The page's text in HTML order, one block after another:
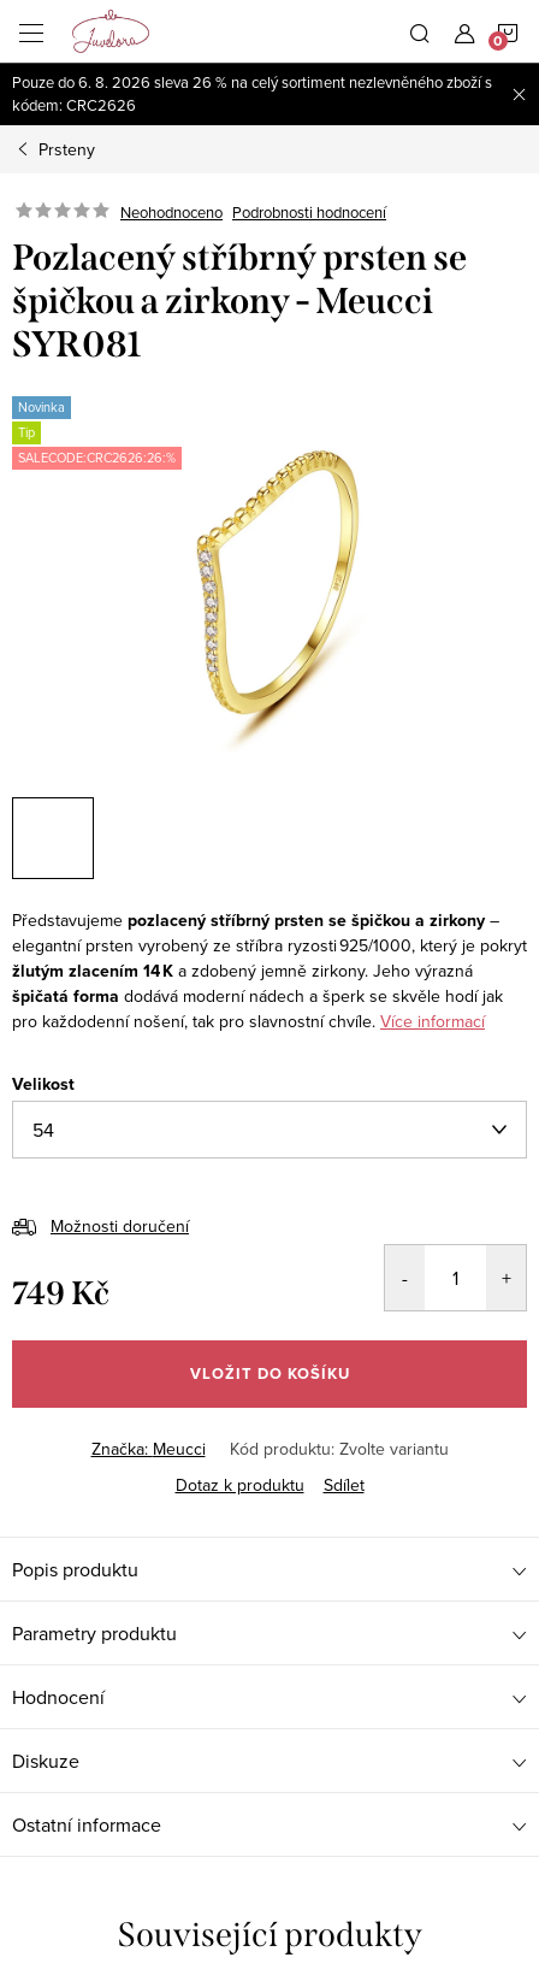
obsah
Pouze do 6. 8. 2026 sleva 26 % na celý sortiment nezlevněného zboží s
kódem: CRC2626
Prsteny
Neohodnoceno Podrobnosti hodnocení
Pozlacený stříbrný prsten se
špičkou a zirkony - Meucci
SYR081
Novinka
Tip
SALECODE:CRC2626:26:%
Představujeme pozlacený stříbrný prsten se špičkou a zirkony –
elegantní prsten vyrobený ze stříbra ryzosti 925/1000, který je pokryt
žlutým zlacením 14 K a zdobený jemně zirkony. Jeho výrazná
špičatá forma dodává moderní nádech a šperk se skvěle hodí jak
pro každodenní nošení, tak pro slavnostní chvíle. Více informací
Velikost
Možnosti doručení
749 Kč
cena:
VLOŽIT DO KOŠÍKU
Značka: Meucci Kód produktu: Zvolte variantu
Dotaz k produktu
Sdílet
Popis produktu
Parametry produktu
Hodnocení
Diskuze
Ostatní informace
Související produkty